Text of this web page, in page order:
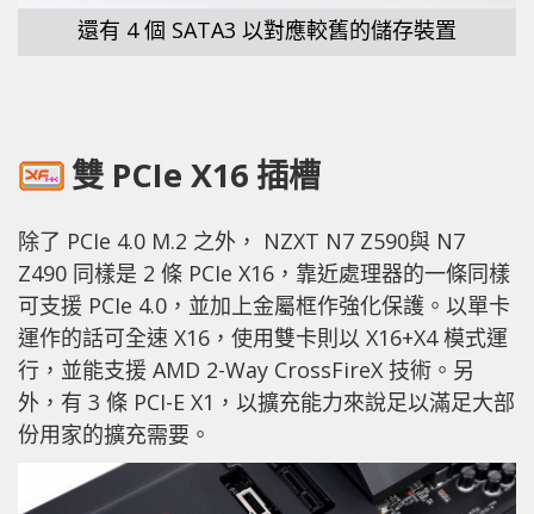
還有 4 個 SATA3 以對應較舊的儲存裝置
雙 PCIe X16 插槽
除了 PCIe 4.0 M.2 之外， NZXT N7 Z590與 N7
Z490 同樣是 2 條 PCIe X16，靠近處理器的一條同樣
可支援 PCIe 4.0，並加上金屬框作強化保護。以單卡
運作的話可全速 X16，使用雙卡則以 X16+X4 模式運
行，並能支援 AMD 2-Way CrossFireX 技術。另
外，有 3 條 PCI-E X1，以擴充能力來說足以滿足大部
份用家的擴充需要。